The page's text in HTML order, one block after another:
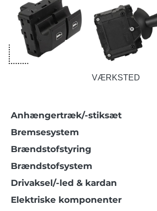
VÆRKSTED
Anhængertræk/-stiksæt
Bremsesystem
Brændstofstyring
Brændstofsystem
Drivaksel/-led & kardan
Elektriske komponenter